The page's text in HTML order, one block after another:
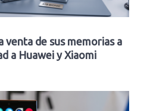
venta de sus memorias a
a Huawei y Xiaomi